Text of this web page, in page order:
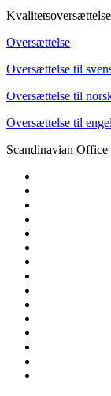
Oversættelse
Oversættelse til
Oversættelse til
Oversættelse til
Scandinavian Office